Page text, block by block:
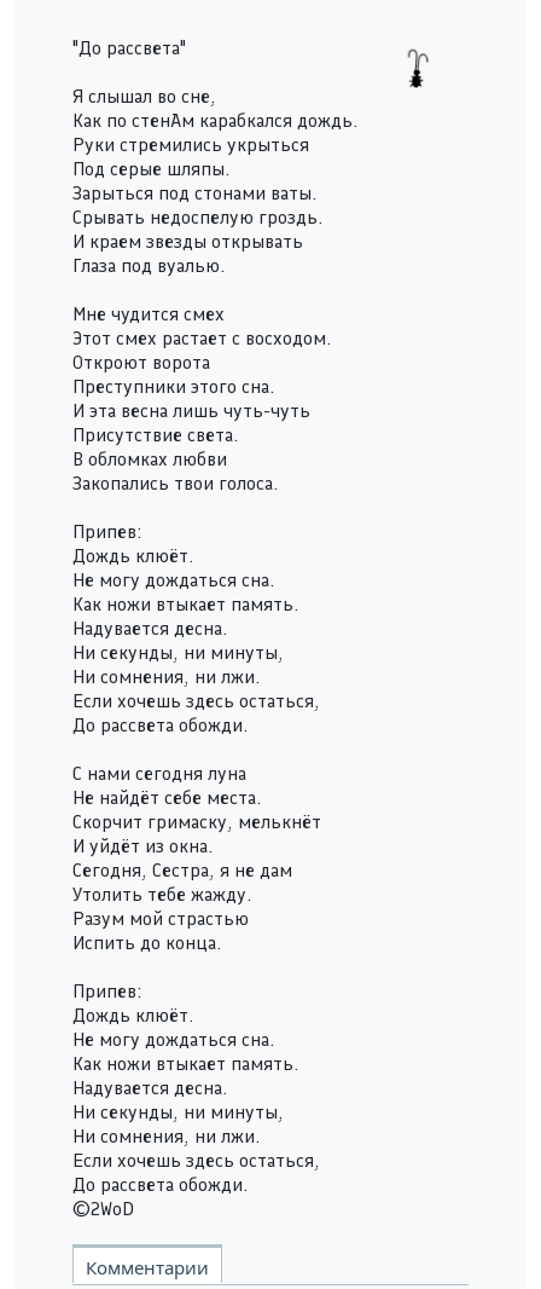
"До рассвета"
Я слышал во сне,
Как по стенАм карабкался дождь.
Руки стремились укрыться
Под серые шляпы.
Зарыться под стонами ваты.
Срывать недоспелую гроздь.
И краем звезды открывать
Глаза под вуалью.
Мне чудится смех
Этот смех растает с восходом.
Откроют ворота
Преступники этого сна.
И эта весна лишь чуть-чуть
Присутствие света.
В обломках любви
Закопались твои голоса.
Припев:
Дождь клюёт.
Не могу дождаться сна.
Как ножи втыкает память.
Надувается десна.
Ни секунды, ни минуты,
Ни сомнения, ни лжи.
Если хочешь здесь остаться,
До рассвета обожди.
С нами сегодня луна
Не найдёт себе места.
Скорчит гримаску, мелькнёт
И уйдёт из окна.
Сегодня, Сестра, я не дам
Утолить тебе жажду.
Разум мой страстью
Испить до конца.
Припев:
Дождь клюёт.
Не могу дождаться сна.
Как ножи втыкает память.
Надувается десна.
Ни секунды, ни минуты,
Ни сомнения, ни лжи.
Если хочешь здесь остаться,
До рассвета обожди.
©2WoD
Комментарии